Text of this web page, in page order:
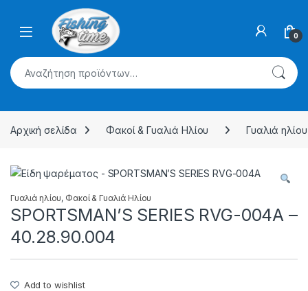
Skip to navigation
0
Αναζήτηση για:
Αρχική σελίδα Φακοί & Γυαλιά Ηλίου Γυαλιά ηλίου
Γυαλιά ηλίου, Φακοί & Γυαλιά Ηλίου
SPORTSMAN’S SERIES RVG-004A –
40.28.90.004
Add to wishlist